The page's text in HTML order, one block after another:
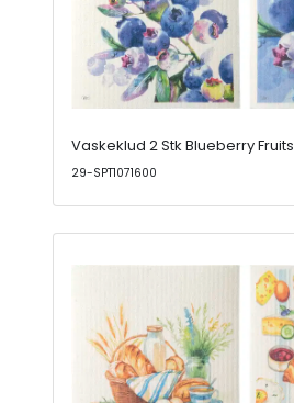
Vaskeklud 2 Stk Blueberry Fruits
29-SPT1071600